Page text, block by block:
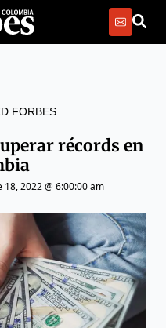
FORBES
récords en
18, 2022 @ 6:00:00 am